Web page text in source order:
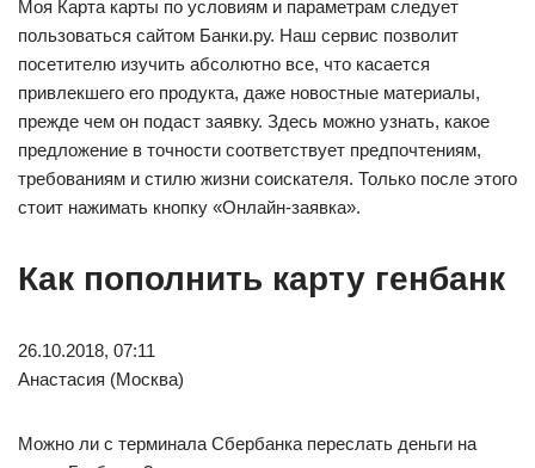
Моя Карта карты по условиям и параметрам следует
пользоваться сайтом Банки.ру. Наш сервис позволит
посетителю изучить абсолютно все, что касается
привлекшего его продукта, даже новостные материалы,
прежде чем он подаст заявку. Здесь можно узнать, какое
предложение в точности соответствует предпочтениям,
требованиям и стилю жизни соискателя. Только после этого
стоит нажимать кнопку «Онлайн-заявка».
Как пополнить карту генбанк
26.10.2018, 07:11
Анастасия (Москва)
Можно ли с терминала Сбербанка переслать деньги на